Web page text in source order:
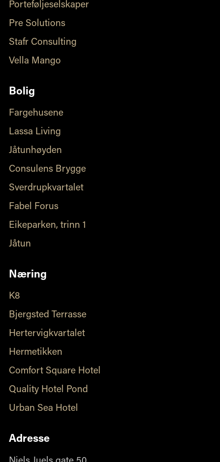
Porteføljeselskaper
Pre Solutions
Stafr Consulting
Vella Mango
Bolig
Fargehusene
Lassa Living
Jåtunhøyden
Consulens Brygge
Sverdrupkvartalet
Fabel Forus
Eikeparken, trinn 1
Jåtun
Næring
K8
Bjergsted Terrasse
Hertervigkvartalet
Hermetikken
Comfort Square Hotel
Quality Hotel Pond
Urban Sea Hotel
Adresse